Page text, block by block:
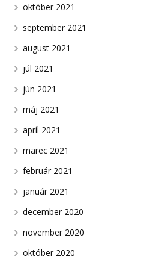
október 2021
september 2021
august 2021
júl 2021
jún 2021
máj 2021
apríl 2021
marec 2021
február 2021
január 2021
december 2020
november 2020
október 2020